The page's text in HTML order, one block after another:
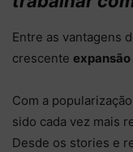
Entre as vantagens
crescente
Com a
sido cada vez mais
Desde os stories e